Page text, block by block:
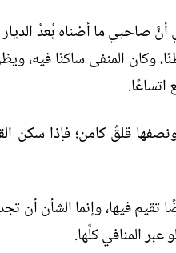
أنَّ صاحبي ما أضناه بُعدُ
وكان المنفى ساكنًا فيه،
اتساعًا.
قلقٌ كامن؛ فإذا
تقيم فيها، وإنما الشأن
المنافي كلَّها.